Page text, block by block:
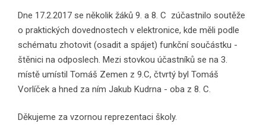
Dne 17.2.2017 se několik žáků 9. a 8. C zúčastnilo soutěže
o praktických dovednostech v elektronice, kde měli podle
schématu zhotovit (osadit a spájet) funkční součástku -
štěnici na odposlech. Mezi stovkou účastníků se na 3.
místě umístil Tomáš Zemen z 9.C, čtvrtý byl Tomáš
Vorlíček a hned za ním Jakub Kudrna - oba z 8. C.
Děkujeme za vzornou reprezentaci školy.